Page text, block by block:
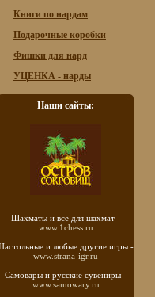
Книги по нардам
Подарочные коробки
Фишки для нард
УЦЕНКА - нарды
Наши сайты:
Шахматы и все для шахмат -
www.1chess.ru
и любые другие игры -
www.strana-igr.ru
Самовары и русские сувениры -
www.samowary.ru